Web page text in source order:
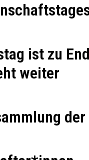
ist zu
weiter
der